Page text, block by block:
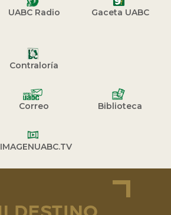
UABC Radio Gaceta UABC
Contraloría
Correo Biblioteca
IMAGENUABC.TV